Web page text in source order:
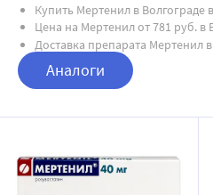
Купить Мертенил в Волгограде
Цена на Мертенил от 781 руб. в
Доставка препарата Мертенил
Аналоги